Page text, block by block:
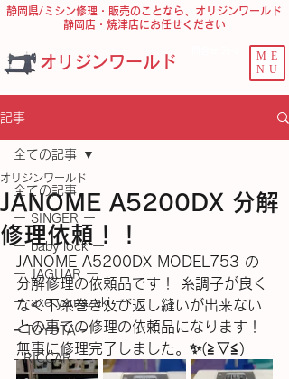
オリジンワールド
ME
NU
静岡県/ミシン修理・販売のことなら、オリジンワールド
静岡店・焼津店にお任せください
記事
全ての記事
ー SINGER ー
ー baby lock ー
ー JAGUAR ー
ー axe yamazaki ー
− TOYOTA −
- RICCAR -
全ての記事
JANOME A5200DX 分解
修理依頼！！
オリジンワールド
JANOME A5200DX MODEL753 の
分解修理の依頼品です！ 糸調子が良く
なく下糸巻き及び返し縫いが出来ない
との事での修理の依頼品になります！
無事に修理完了しました。✨(⁠≧⁠▽⁠≦⁠)